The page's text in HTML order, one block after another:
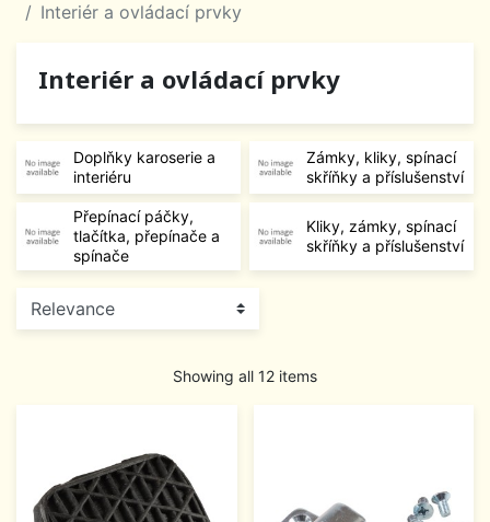
Interiér a ovládací prvky
Interiér a ovládací prvky
Doplňky karoserie a
interiéru
Zámky, kliky, spínací
skříňky a příslušenství
Přepínací páčky,
tlačítka, přepínače a
spínače
Kliky, zámky, spínací
skříňky a příslušenství
Showing all 12 items